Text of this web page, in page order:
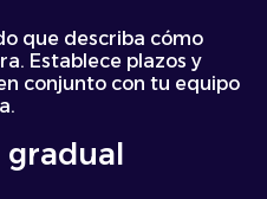
que describa cómo
Establece plazos y
conjunto con tu equipo